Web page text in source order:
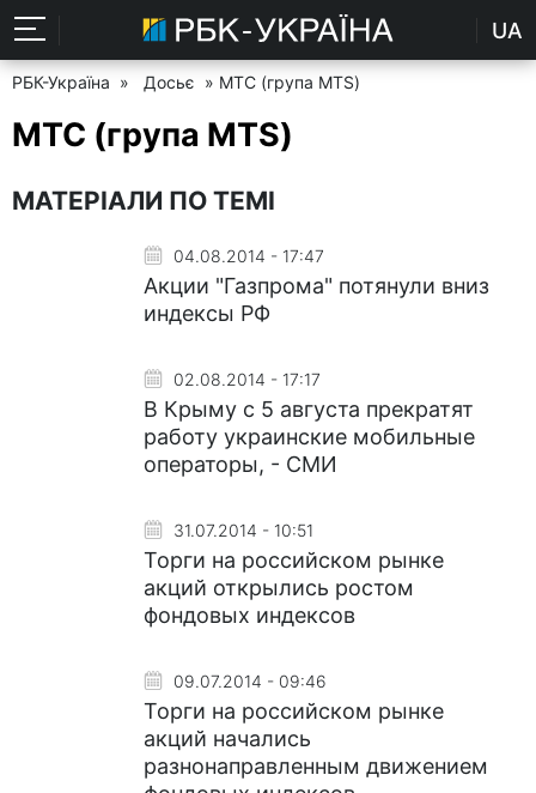
UA
РБК-Україна » Досьє » МТС (група MTS)
МТС (група MTS)
МАТЕРІАЛИ ПО ТЕМІ
04.08.2014 - 17:47
Акции "Газпрома" потянули вниз
индексы РФ
02.08.2014 - 17:17
В Крыму с 5 августа прекратят
работу украинские мобильные
операторы, - СМИ
31.07.2014 - 10:51
Торги на российском рынке
акций открылись ростом
фондовых индексов
09.07.2014 - 09:46
Торги на российском рынке
акций начались
разнонаправленным движением